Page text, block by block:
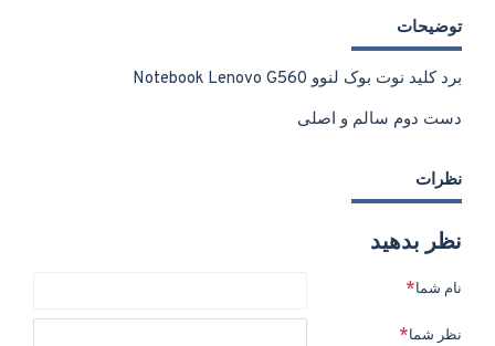
توضیحات
برد کلید نوت بوک لنوو Notebook Lenovo G560
دست دوم سالم و اصلی
نظرات
نظر بدهید
نام شما
نظر شما